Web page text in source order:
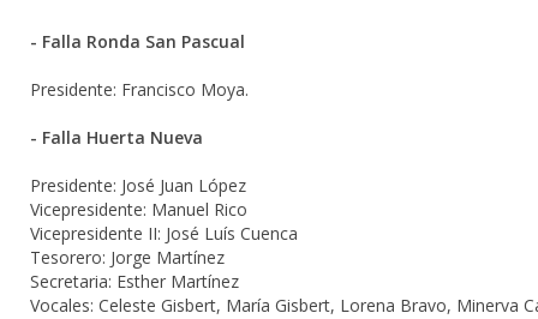
- Falla Ronda San Pascual
Presidente: Francisco Moya.
- Falla Huerta Nueva
Presidente: José Juan López
Vicepresidente: Manuel Rico
Vicepresidente II: José Luís Cuenca
Tesorero: Jorge Martínez
Secretaria: Esther Martínez
Vocales: Celeste Gisbert, María Gisbert, Lorena Bravo, Minerva